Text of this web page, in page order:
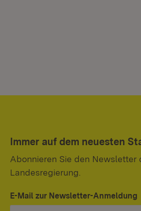
Immer auf dem neuesten
Abonnieren Sie den Newsletter
Landesregierung.
E-Mail zur Newsletter-Anmeldung